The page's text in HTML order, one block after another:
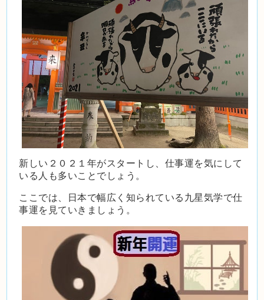
新しい２０２１ 年がスタートし、仕事運を気にして
いる人も多いことでしょう。
ここでは、日本で幅広く知られている九星気学で仕
事運を見ていきましょう。